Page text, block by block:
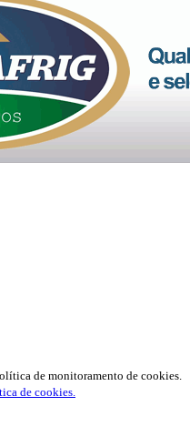
de monitoramento de cookies.
de cookies.